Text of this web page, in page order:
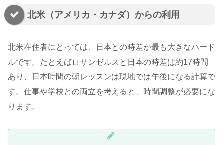
北米（アメリカ・カナダ）からの利用
北米在住者にとっては、日本との時差が最も大きなハード
ルです。たとえばロサンゼルスと日本の時差は約17時間
あり、日本時間の朝レッスンは現地では午後になる計算で
す。仕事や学校との両立を考えると、時間調整が必要にな
ります。